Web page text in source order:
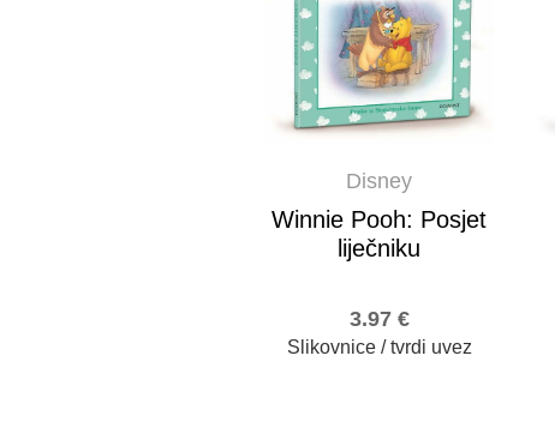
Disney
Winnie Pooh: Posjet
liječniku
3.97 €
Slikovnice / tvrdi uvez